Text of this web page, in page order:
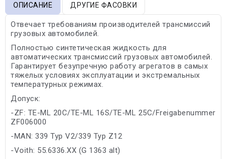
ОПИСАНИЕ ДРУГИЕ ФАСОВКИ
Отвечает требованиям производителей трансмиссий
грузовых автомобилей.
Полностью синтетическая жидкость для
автоматических трансмиссий грузовых автомобилей.
Гарантирует безупречную работу агрегатов в самых
тяжелых условиях эксплуатации и экстремальных
температурных режимах.
Допуск:
-ZF: TE-ML 20C/TE-ML 16S/TE-ML 25C/Freigabenummer
ZF006000
-MAN: 339 Typ V2/339 Typ Z12
-Voith: 55.6336.XX (G 1363 alt)